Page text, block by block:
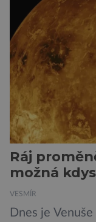
Ráj
možná
VESMÍR
Dnes je